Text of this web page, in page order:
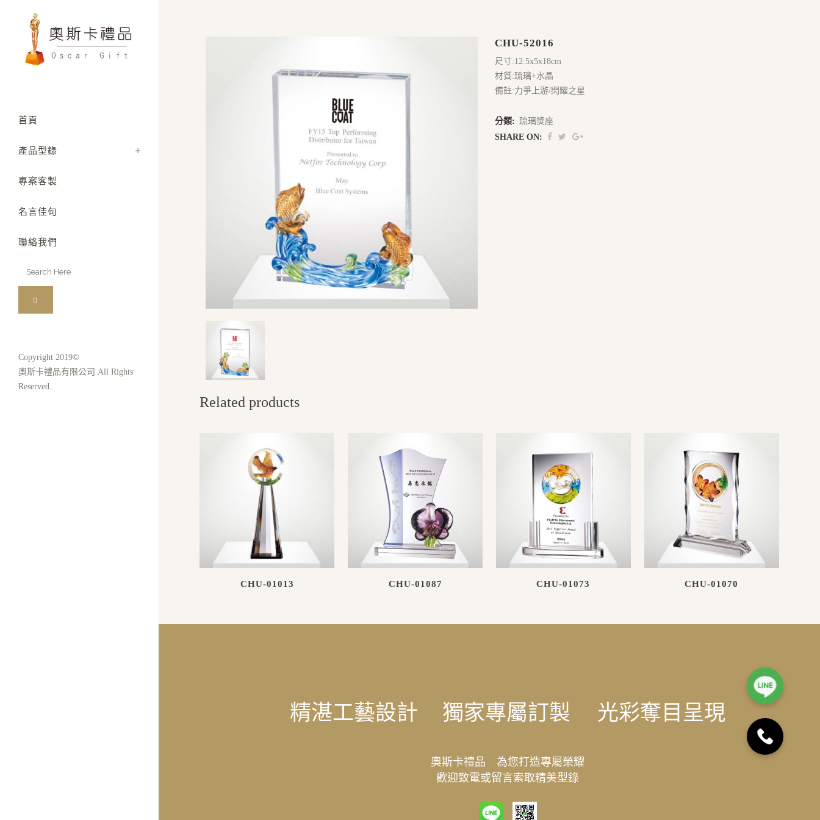
首頁
產品型錄
專案客製
名言佳句
聯絡我們
Copyright 2019©
奧斯卡禮品有限公司 All Rights
Reserved.
CHU-52016
尺寸:12.5x5x18cm
材質:琉璃+水晶
備註:力爭上游/閃耀之星
分類: 琉璃獎座
SHARE ON:
Related products
CHU-01013 CHU-01087 CHU-01073 CHU-01070
精湛工藝設計 獨家專屬訂製 光彩奪目呈現
奧斯卡禮品 為您打造專屬榮耀
歡迎致電或留言索取精美型錄